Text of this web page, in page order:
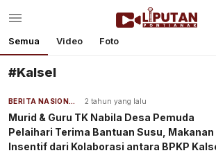
Semua Video Foto
#Kalsel
BERITA NASIONAL 2 tahun yang lalu
Murid & Guru TK Nabila Desa Pemuda
Pelaihari Terima Bantuan Susu, Makanan
Insentif dari Kolaborasi antara BPKP Kalsel